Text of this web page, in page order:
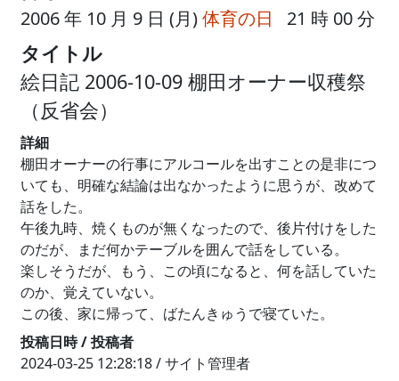
2006 年 10 月 9 日 (月)体育の日 21 時 00 分
タイトル
絵日記 2006-10-09 棚田オーナー収穫祭
（反省会）
詳細
棚田オーナーの行事にアルコールを出すことの是非につ
いても、明確な結論は出なかったように思うが、改めて
話をした。
午後九時、焼くものが無くなったので、後片付けをした
のだが、まだ何かテーブルを囲んで話をしている。
楽しそうだが、もう、この頃になると、何を話していた
のか、覚えていない。
この後、家に帰って、ばたんきゅうで寝ていた。
投稿日時 / 投稿者
2024-03-25 12:28:18 / サイト管理者